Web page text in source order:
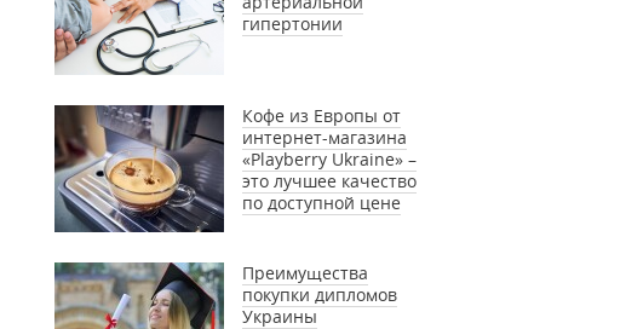
гипертонии
Кофе из Европы от
интернет-магазина
«Playberry Ukraine» –
это лучшее качество
по доступной цене
Преимущества
покупки дипломов
Украины